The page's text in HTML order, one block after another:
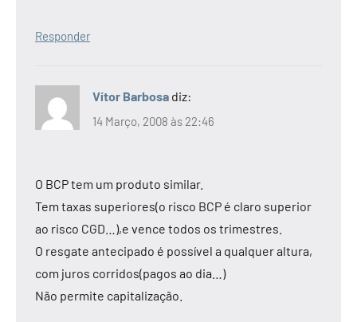
Responder
Vítor Barbosa diz:
14 Março, 2008 às 22:46
O BCP tem um produto similar.
Tem taxas superiores(o risco BCP é claro superior
ao risco CGD…),e vence todos os trimestres.
O resgate antecipado é possível a qualquer altura,
com juros corridos(pagos ao dia…)
Não permite capitalização.